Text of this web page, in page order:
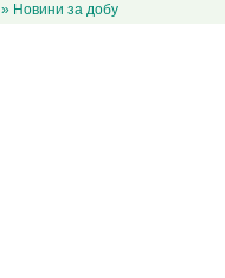
» Новини за добу